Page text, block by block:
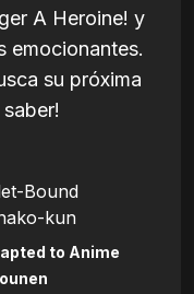
A Heroine! y
emocionantes.
su próxima
Bound
kun
to Anime